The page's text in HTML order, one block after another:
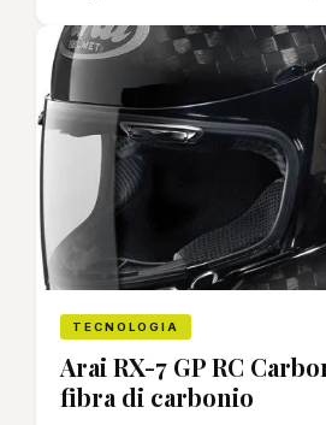
TECNOLOGIA
Arai RX-7 GP RC
fibra di carbonio